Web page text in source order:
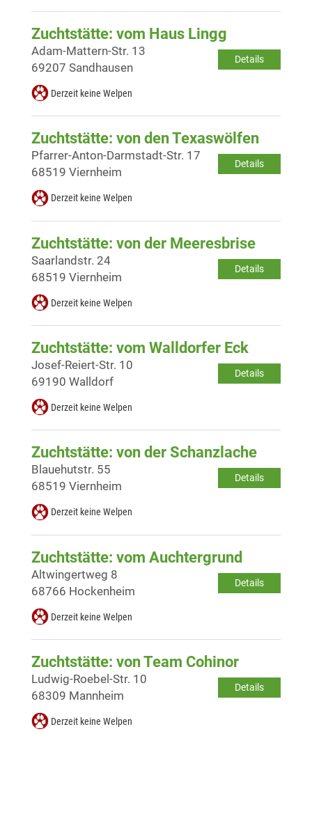
Zuchtstätte: vom Haus Lingg
Details
Adam-Mattern-Str. 13
69207 Sandhausen
Derzeit keine Welpen
Zuchtstätte: von den Texaswölfen
Details
Pfarrer-Anton-Darmstadt-Str. 17
68519 Viernheim
Derzeit keine Welpen
Zuchtstätte: von der Meeresbrise
Details
Saarlandstr. 24
68519 Viernheim
Derzeit keine Welpen
Zuchtstätte: vom Walldorfer Eck
Details
Josef-Reiert-Str. 10
69190 Walldorf
Derzeit keine Welpen
Zuchtstätte: von der Schanzlache
Details
Blauehutstr. 55
68519 Viernheim
Derzeit keine Welpen
Zuchtstätte: vom Auchtergrund
Details
Altwingertweg 8
68766 Hockenheim
Derzeit keine Welpen
Zuchtstätte: von Team Cohinor
Details
Ludwig-Roebel-Str. 10
68309 Mannheim
Derzeit keine Welpen